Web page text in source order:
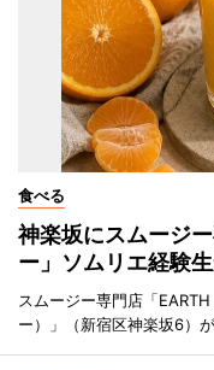
食べる
神楽坂にスムージ
ー」ソムリエ経験
スムージー専門店「
ー）」（新宿区神楽坂6）